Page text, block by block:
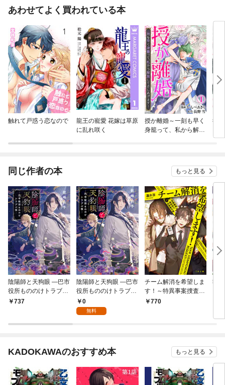
あわせてよく買われている本
触れて戸惑う恋なので
龍王の寵愛 花嫁は草原
に乱れ咲く
授か離婚～一刻も早く
身籠って、私から解放
後
同じ作者の本 もっと見る
陰陽師と天狗眼 ―巴市
役所もののけトラブル
係―737
陰陽師と天狗眼 ―巴市
役所もののけトラブル
係―【無料試し読み
版】
0
無料
チーム解消を希望しま
す！～特異事案捜査係
の怪異事件簿～
770
執
KADOKAWAのおすすめ本 もっと見る